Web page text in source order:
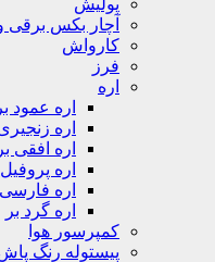
پولیش
آچار بکس برقی
کارواش
فرز
اره
اره عمود بر
اره
اره افقی بر
اره پروفیل
اره فارسی
اره گرد بر
کمپرسور هوا
پیستوله رنگ